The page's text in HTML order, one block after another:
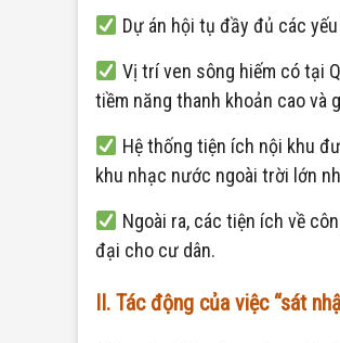
Dự án hội tụ đầy đủ các
Vị trí ven sông hiếm có tại
tiềm năng thanh khoản cao và
Hệ thống tiện ích nội khu
khu nhạc nước ngoài trời lớn
Ngoài ra, các tiện ích về
đại cho cư dân.
II. Tác động của việc “sát